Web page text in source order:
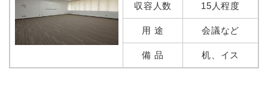
収容人数 15人程度
用 途 会議など
備 品 机、イス